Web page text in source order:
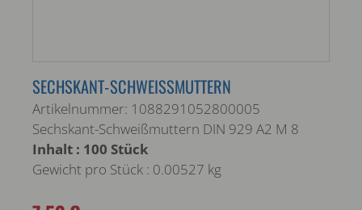
SECHSKANT-SCHWEISSMUTTERN
Artikelnummer: 1088291052800005
Sechskant-Schweißmuttern DIN 929 A2 M 8
Inhalt : 100 Stück
Gewicht pro Stück : 0.00527 kg